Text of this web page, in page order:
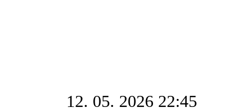
12. 05. 2026 22:45